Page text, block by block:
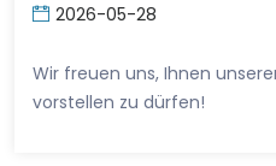
2026-05-28
Wir freuen uns, Ihnen
vorstellen zu dürfen!